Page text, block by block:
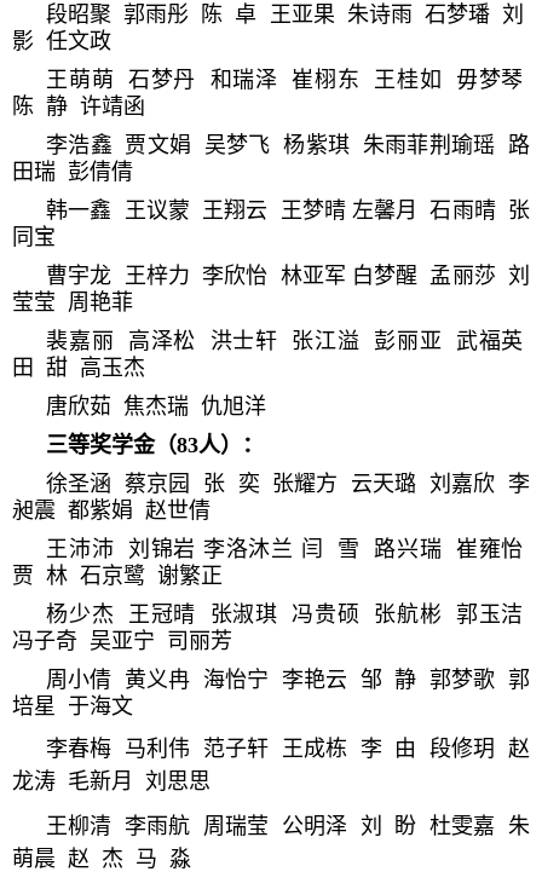
段昭聚 郭雨彤 陈 卓 王亚果 朱诗雨 石梦璠 刘
影 任文政
王萌萌 石梦丹 和瑞泽 崔栩东 王桂如 毋梦琴
陈 静 许靖函
李浩鑫 贾文娟 吴梦飞 杨紫琪 朱雨菲荆瑜瑶 路
田瑞 彭倩倩
韩一鑫 王议蒙 王翔云 王梦晴 左馨月 石雨晴 张
同宝
曹宇龙 王梓力 李欣怡 林亚军 白梦醒 孟丽莎 刘
莹莹 周艳菲
裴嘉丽 高泽松 洪士轩 张江溢 彭丽亚 武福英
田 甜 高玉杰
唐欣茹 焦杰瑞 仇旭洋
三等奖学金（83人）：
徐圣涵 蔡京园 张 奕 张耀方 云天璐 刘嘉欣 李
昶震 都紫娟 赵世倩
王沛沛 刘锦岩 李洛沐兰 闫 雪 路兴瑞 崔雍怡
贾 林 石京鹭 谢繁正
杨少杰 王冠晴 张淑琪 冯贵硕 张航彬 郭玉洁
冯子奇 吴亚宁 司丽芳
周小倩 黄义冉 海怡宁 李艳云 邹 静 郭梦歌 郭
培星 于海文
李春梅 马利伟 范子轩 王成栋 李 由 段修玥 赵
龙涛 毛新月 刘思思
王柳清 李雨航 周瑞莹 公明泽 刘 盼 杜雯嘉 朱
萌晨 赵 杰 马 淼